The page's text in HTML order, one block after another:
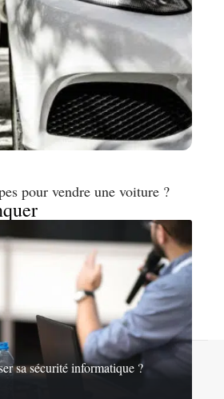
pour vendre une voiture ?
sa sécurité informatique ?
| noslibertes.org
Mentions légales Sitemap